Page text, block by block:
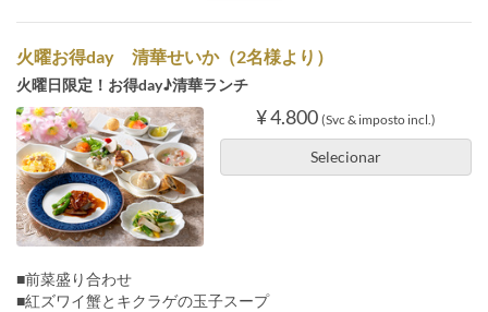
火曜お得day 清華せいか（2名様より）
火曜日限定！お得day♪清華ランチ
¥ 4.800 (Svc & imposto incl.)
Selecionar
■前菜盛り合わせ
■紅ズワイ蟹とキクラゲの玉子スープ